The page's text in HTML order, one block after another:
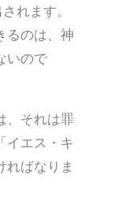
れます。
るのは、神
いので
、それは罪
イエス・キ
ればなりま